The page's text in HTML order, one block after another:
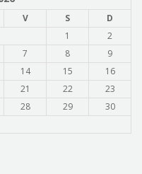
V S
D
1
2
7 8
9
14 15
16
21 22
23
28 29
30